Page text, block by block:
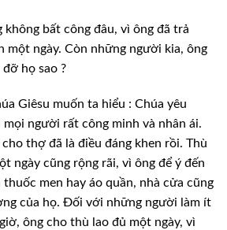
bất công đâu, vì ông đã trả
một ngày. Còn những người kia, ông
họ sao ?
Giêsu muốn ta hiểu : Chúa yêu
người rất công minh và nhân ái.
cho thợ đã là điều đáng khen rồi. Thù
ngày cũng rộng rãi, vì ông để ý đến
men hay áo quần, nhà cửa cũng
của họ. Đối với những người làm ít
ông cho thù lao đủ một ngày, vì